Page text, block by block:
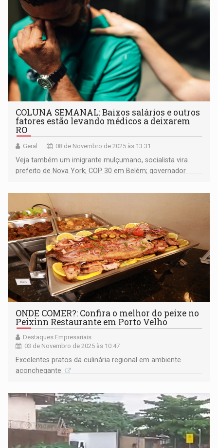
COLUNA SEMANAL: Baixos salários e outros
fatores estão levando médicos a deixarem
RO
Geral 08 de Novembro de 2025 às 13:31
Veja também um imigrante mulçumano, socialista vira
prefeito de Nova York; COP 30 em Belém; governador
mostra que Confúcio Moura continua forte para 2026; e
muito mais
ONDE COMER?: Confira o melhor do peixe no
Peixinn Restaurante em Porto Velho
Destaques Empresariais
03 de Novembro de 2025 às 10:47
Excelentes pratos da culinária regional em ambiente
aconchegante